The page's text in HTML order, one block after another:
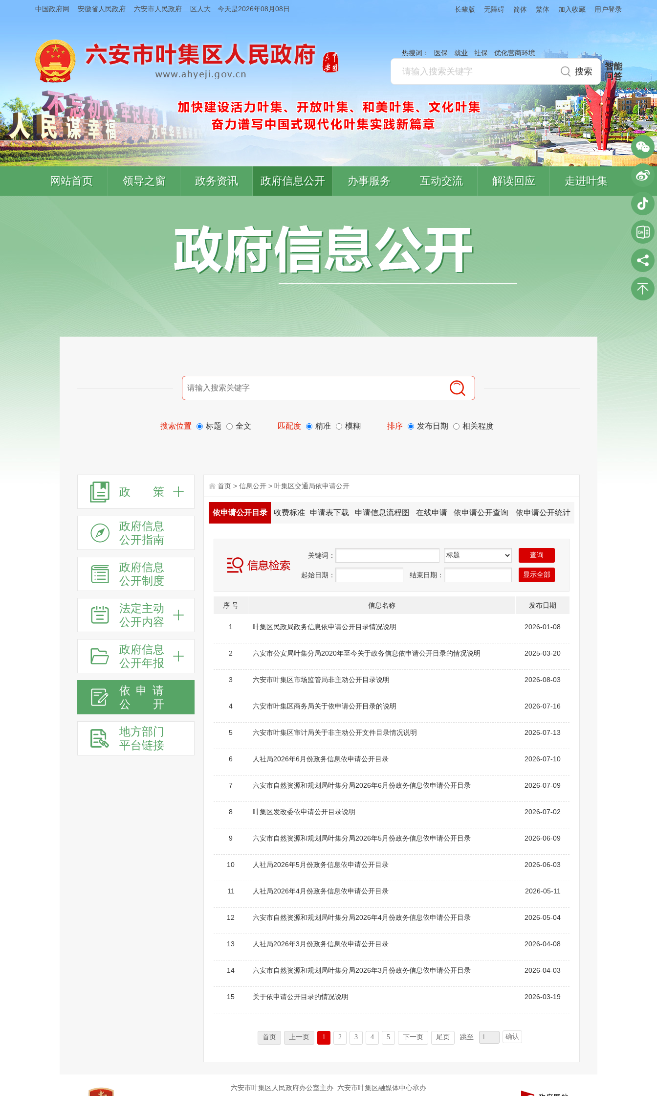
中国政府网 安徽省人民政府 六安市人民政府 区人大 今天是2026年08月08日 长辈版 无障碍 简体 繁体 加入收藏 用户登录
热搜词： 医保 就业 社保 优化营商环境
智能
问答
网站首页 领导之窗 政务资讯 政府信息公开 办事服务 互动交流 解读回应 走进叶集
搜索位置 标题 全文 匹配度 精准 模糊 排序 发布日期 相关程度
政 策
政府信息
公开指南
政府信息
公开制度
法定主动
公开内容
政府信息
公开年报
依申请
公
开
地方部门
平台链接
首页 > 信息公开 > 叶集区交通局依申请公开
依申请公开目录 收费标准 申请表下载 申请信息流程图 在线申请 依申请公开查询 依申请公开统计
关键词：
起始日期： 结束日期：
发布日期
序 号 信息名称
2026-01-08
1 叶集区民政局政务信息依申请公开目录情况说明
2025-03-20
2 六安市公安局叶集分局2020年至今关于政务信息依申请公开目录的情况说明
2026-08-03
3 六安市叶集区市场监管局非主动公开目录说明
2026-07-16
4 六安市叶集区商务局关于依申请公开目录的说明
2026-07-13
5 六安市叶集区审计局关于非主动公开文件目录情况说明
2026-07-10
6 人社局2026年6月份政务信息依申请公开目录
2026-07-09
7 六安市自然资源和规划局叶集分局2026年6月份政务信息依申请公开目录
2026-07-02
8 叶集区发改委依申请公开目录说明
2026-06-09
9 六安市自然资源和规划局叶集分局2026年5月份政务信息依申请公开目录
2026-06-03
10 人社局2026年5月份政务信息依申请公开目录
2026-05-11
11 人社局2026年4月份政务信息依申请公开目录
2026-05-04
12 六安市自然资源和规划局叶集分局2026年4月份政务信息依申请公开目录
2026-04-08
13 人社局2026年3月份政务信息依申请公开目录
2026-04-03
14 六安市自然资源和规划局叶集分局2026年3月份政务信息依申请公开目录
2026-03-19
15 关于依申请公开目录的情况说明
首页 上一页 1 2 3 4 5 下一页 尾页 跳至 确认
六安市叶集区人民政府办公室主办 六安市叶集区融媒体中心承办